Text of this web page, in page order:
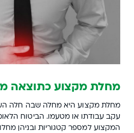
מחלת מקצוע כתוצאה
מחלת מקצוע היא מחלה שבה חלה
עקב עבודתו או מטעמו. הביטוח
המקצוע למספר קטגוריות ובניהן